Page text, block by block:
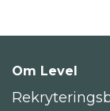
Om Level